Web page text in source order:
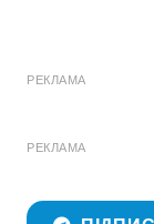
РЕКЛАМА
РЕКЛАМА